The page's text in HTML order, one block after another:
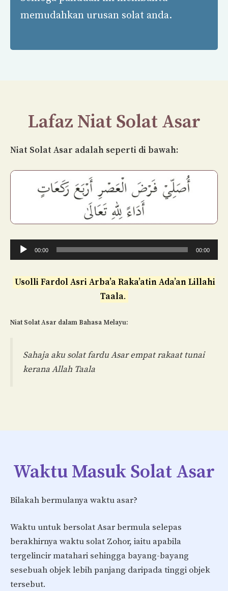
memudahkan urusan solat anda.
Lafaz Niat Solat Asar
Niat Solat Asar adalah seperti di bawah:
Audio
Player
00:00 00:00
Usolli Fardol Asri Arba’a Raka’atin Ada’an Lillahi
Taala.
Niat Solat Asar dalam Bahasa Melayu:
Sahaja aku solat fardu Asar empat rakaat tunai
kerana Allah Taala
Waktu Masuk Solat Asar
Bilakah bermulanya waktu asar?
Waktu untuk bersolat Asar bermula selepas
berakhirnya waktu solat Zohor, iaitu apabila
tergelincir matahari sehingga bayang-bayang
sesebuah objek lebih panjang daripada tinggi objek
tersebut.